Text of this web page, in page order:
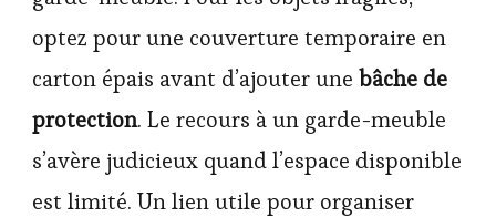
optez pour une couverture temporaire en
carton épais avant d’ajouter une bâche de
protection. Le recours à un garde-meuble
s’avère judicieux quand l’espace disponible
est limité. Un lien utile pour organiser